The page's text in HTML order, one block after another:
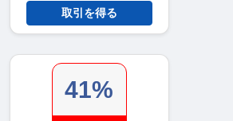
取引を得る
41%